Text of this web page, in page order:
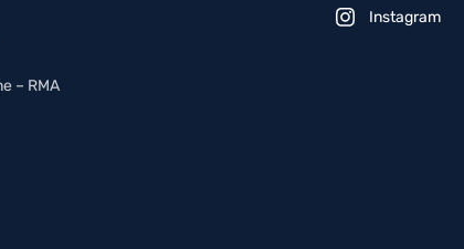
– RMA
Instagram